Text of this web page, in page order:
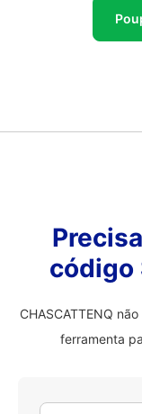
código
CHASCATTENQ
ferramenta